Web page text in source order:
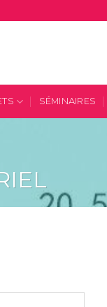
SÉMINAIRES